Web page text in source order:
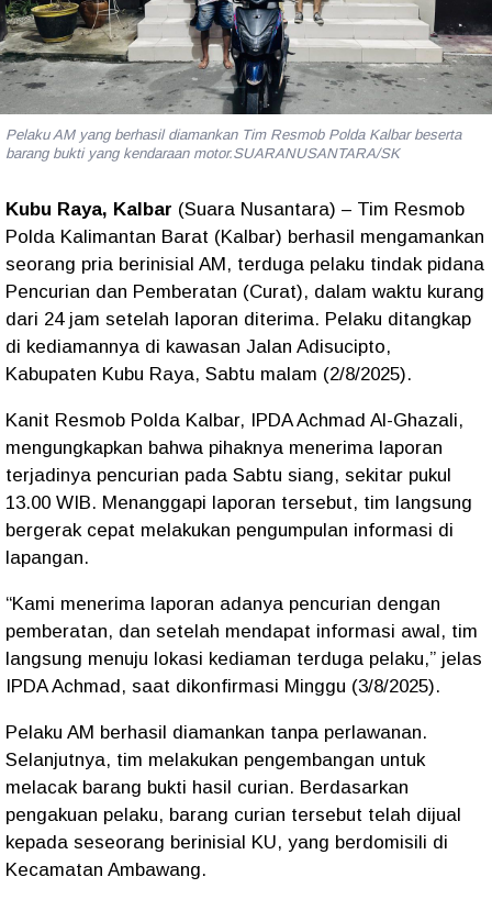
Pelaku AM yang berhasil diamankan Tim Resmob Polda Kalbar beserta
barang bukti yang kendaraan motor.SUARANUSANTARA/SK
Kubu Raya, Kalbar (Suara Nusantara) – Tim Resmob
Polda Kalimantan Barat (Kalbar) berhasil mengamankan
seorang pria berinisial AM, terduga pelaku tindak pidana
Pencurian dan Pemberatan (Curat), dalam waktu kurang
dari 24 jam setelah laporan diterima. Pelaku ditangkap
di kediamannya di kawasan Jalan Adisucipto,
Kabupaten Kubu Raya, Sabtu malam (2/8/2025).
Kanit Resmob Polda Kalbar, IPDA Achmad Al-Ghazali,
mengungkapkan bahwa pihaknya menerima laporan
terjadinya pencurian pada Sabtu siang, sekitar pukul
13.00 WIB. Menanggapi laporan tersebut, tim langsung
bergerak cepat melakukan pengumpulan informasi di
lapangan.
“Kami menerima laporan adanya pencurian dengan
pemberatan, dan setelah mendapat informasi awal, tim
langsung menuju lokasi kediaman terduga pelaku,” jelas
IPDA Achmad, saat dikonfirmasi Minggu (3/8/2025).
Pelaku AM berhasil diamankan tanpa perlawanan.
Selanjutnya, tim melakukan pengembangan untuk
melacak barang bukti hasil curian. Berdasarkan
pengakuan pelaku, barang curian tersebut telah dijual
kepada seseorang berinisial KU, yang berdomisili di
Kecamatan Ambawang.